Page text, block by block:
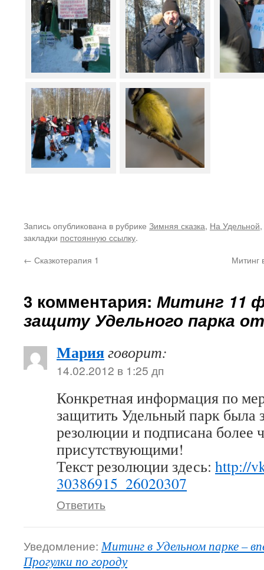
Запись опубликована в рубрике Зимняя сказка, На Удельной,
закладки постоянную ссылку.
← Сказкотерапия 1 Митинг
3 комментария: Митинг 11
защиту Удельного парка
Марияговорит:
14.02.2012 в 1:25 дп
Конкретная информация по
защитить Удельный парк была
резолюции и подписана более
присутствующими!
Текст резолюции здесь: http://
30386915_26020307
Ответить
Уведомление: Митинг в Удельном парке –
Прогулки по городу